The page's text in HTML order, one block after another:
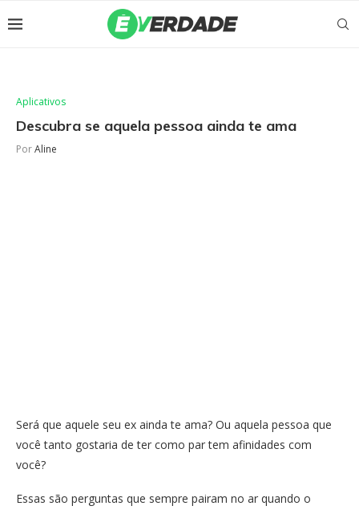
Aplicativos
Descubra se aquela pessoa ainda te ama
PorAline
Será que aquele seu ex ainda te ama? Ou aquela pessoa que
você tanto gostaria de ter como par tem afinidades com
você?
Essas são perguntas que sempre pairam no ar quando o